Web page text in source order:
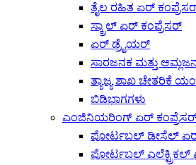
ತೈಲ ರಹಿತ ಏರ್
ಸ್ಕ್ರಾಲ್ ಏರ್ ಕಂಪ್ರೆಸರ್
ಏರ್ ಡ್ರೈಯರ್
ಸಾರಜನಕ ಮತ್ತು
ತ್ಯಾಜ್ಯ ಶಾಖ ಚೇತರಿಕೆ
ಬಿಡಿಭಾಗಗಳು
ಎಂಜಿನಿಯರಿಂಗ್ ಏರ್
ಪೋರ್ಟಬಲ್ ಡೀಸೆಲ್ ಏರ್
ಪೋರ್ಟಬಲ್ ಎಲೆಕ್ಟ್ರಿಕಲ್